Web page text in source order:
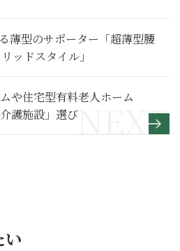
薄型のサポーター「超薄型腰
ッドスタイル」
や住宅型有料老人ホーム
護施設」選び
い